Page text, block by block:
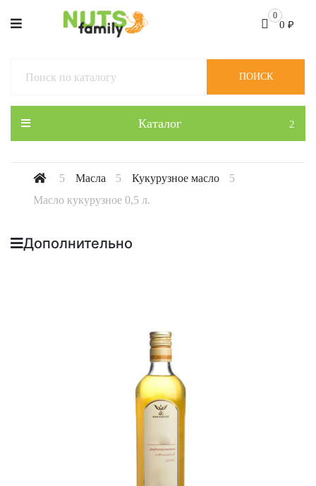
0
0 ₽
Каталог
ПОИСК
Масла
Кукурузное масло
Масло кукурузное 0,5 л.
Дополнительно